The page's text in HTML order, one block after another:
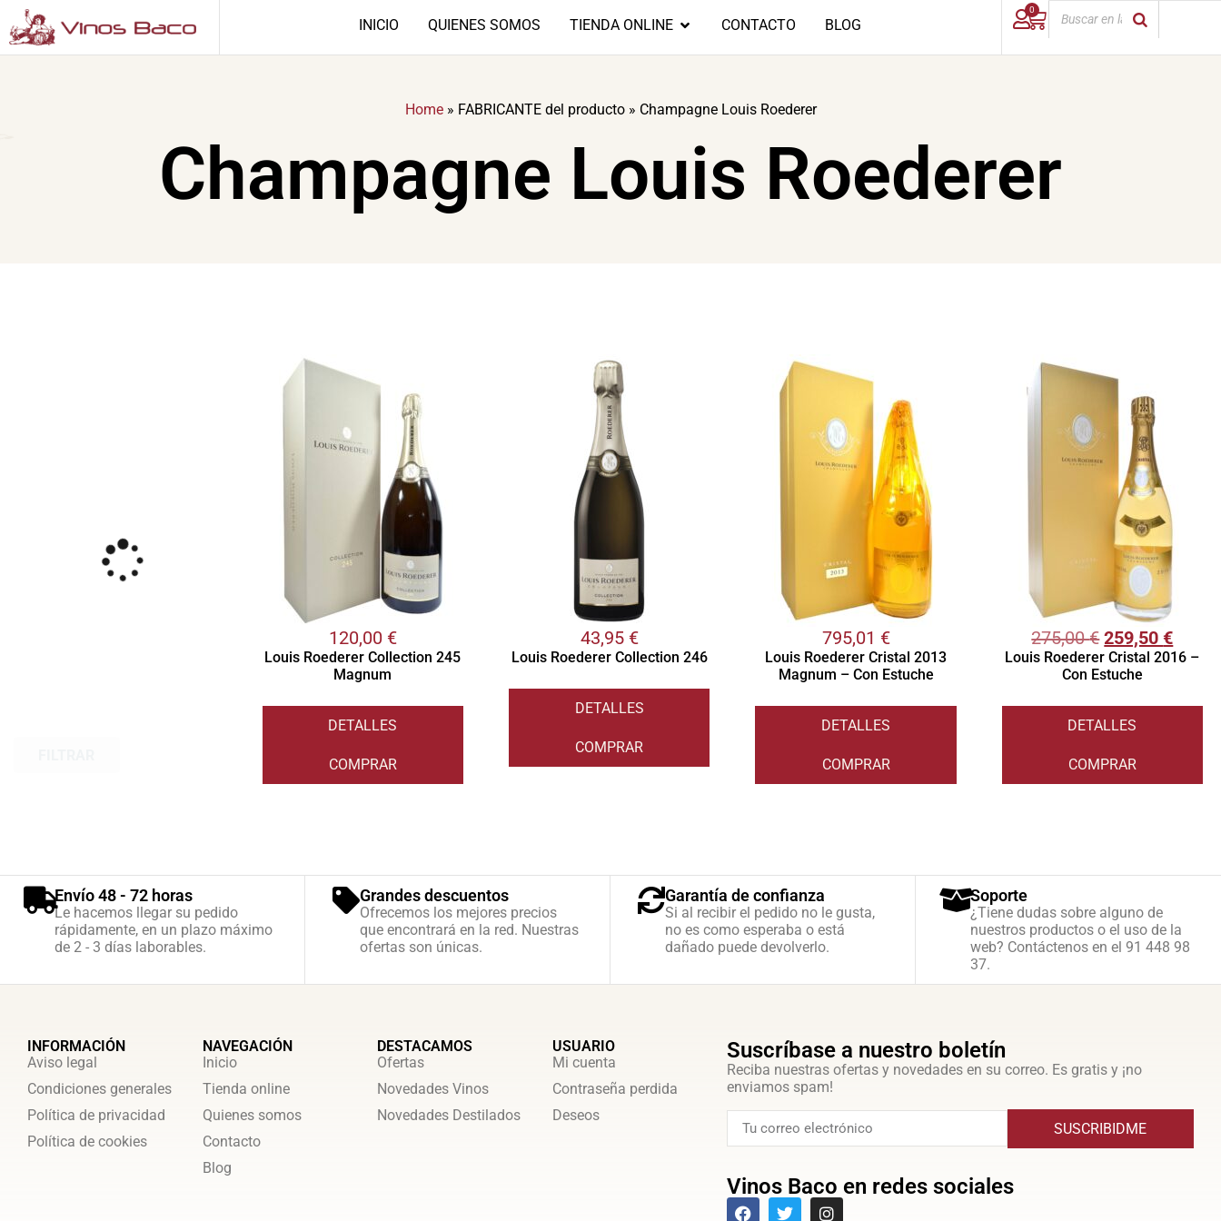
INICIO QUIENES SOMOS TIENDA ONLINE CONTACTO BLOG
0
Home» FABRICANTE del producto» Champagne Louis Roederer
Champagne Louis Roederer
120,00 €
Louis Roederer Collection 245
Magnum
DETALLES
COMPRAR
43,95 €
Louis Roederer Collection 246
DETALLES
COMPRAR
795,01 €
Louis Roederer Cristal 2013
Magnum – Con Estuche
DETALLES
COMPRAR
275,00€ 259,50€
Louis Roederer Cristal 2016 –
Con Estuche
DETALLES
COMPRAR
Envío 48 - 72 horas
Le hacemos llegar su pedido
rápidamente, en un plazo máximo
de 2 - 3 días laborables.
Grandes descuentos
Ofrecemos los mejores precios
que encontrará en la red. Nuestras
ofertas son únicas.
Garantía de confianza
Si al recibir el pedido no le gusta,
no es como esperaba o está
dañado puede devolverlo.
Soporte
¿Tiene dudas sobre alguno de
nuestros productos o el uso de la
web? Contáctenos en el 91 448 98
37.
INFORMACIÓN
Aviso legal
Condiciones generales
Política de privacidad
Política de cookies
NAVEGACIÓN
Inicio
Tienda online
Quienes somos
Contacto
Blog
DESTACAMOS
Ofertas
Novedades Vinos
Novedades Destilados
USUARIO
Mi cuenta
Contraseña perdida
Deseos
Suscríbase a nuestro boletín
Reciba nuestras ofertas y novedades en su correo. Es gratis y ¡no
enviamos spam!
SUSCRIBIDME
Vinos Baco en redes sociales